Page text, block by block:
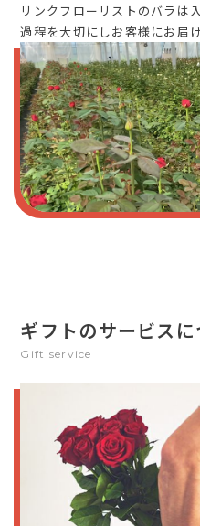
リンクフローリストのバラは
過程を大切にしお客様にお届
ギフトのサービスに
Gift service